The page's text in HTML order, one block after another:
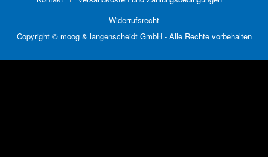
Widerrufsrecht
Copyright © moog & langenscheidt GmbH - Alle Rechte vorbehalten